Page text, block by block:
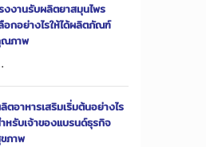
งงานรับผลิตยาสมุนไพร
อกอย่างไรให้ได้ผลิตภัณฑ์
ภาพ
ตอาหารเสริมเริ่มต้นอย่างไร
หรับเจ้าของแบรนด์ธุรกิจ
ภาพ